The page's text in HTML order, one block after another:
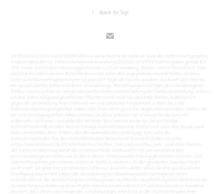
↑ Back to Top
DATENSCHUTZDATENSCHUTZERKLÄRUNG Verantwortliche Stelle im Sinne der Datenschutzgesetze,
insbesondere der EU-Datenschutzgrundverordnung (DSGVO), ist:IMPRESSUM Angaben gemäß § 5
TMG: Frank Schlief Illustration, Lagerstrasse 11, 20357 Hamburg, Telefon: +49170 543 68 69 E-Mail:
illu@frankschlief.com Ihre Betroffenenrechte unter den angegebenen Kontaktdaten unseres
Datenschutzbeauftragten können Sie jederzeit folgende Rechte ausüben: Auskunft über Ihre bei
mir gespeicherten Daten und deren Verarbeitung,• Berichtigung unrichtiger personenbezogener
Daten, Löschung Ihrer bei mir gespeicherten Daten, Einschränkung der Datenverarbeitung, sofern
ich Ihre Daten aufgrund gesetzlicher Pflichten noch nicht löschen habe dürfen, Widerspruch
gegen die Verarbeitung Ihrer Daten bei mir und Datenübertragbarkeit, sofern Sie in die
Datenverarbeitung eingewilligt haben oder einen Vertrag mit mir abgeschlossen haben. Sofern Sie
mir eine Einwilligung erteilt haben, können Sie diese jederzeit mit Wirkung für die Zukunft
widerrufen.Sie können sich jederzeit mit einer Beschwerde an die für Sie zuständige
Aufsichtsbehörde wenden. Ihre zuständige Aufsichtsbehörde richtet sich nach dem Bundesland
Ihres Wohnsitzes, Ihrer Arbeit oder der mutmaßlichen Verletzung. Eine Liste der
Aufsichtsbehörden (für den nichtöffentlichen Bereich) mit Anschrift finden Sie unter:
https://www.bfdi.bund.de/DE/Infothek/Anschriften_Links/anschriften_links-node.html. Zwecke
der Datenverarbeitung durch die verantwortliche Stelle und Dritte. Ich verarbeite Ihre
personenbezogenen Daten nur zu den in dieser Datenschutzerklärung genannten Zwecken. Eine
Übermittlung Ihrer persönlichen Daten an Dritte zu anderen als den genannten Zwecken findet
nicht statt. Ich gebe Ihre persönlichen Daten nur an Dritte weiter, wenn: Sie Ihre ausdrückliche
Einwilligung dazu erteilt haben, die Verarbeitung zur Abwicklung eines Vertrags mit Ihnen
erforderlich ist, die Verarbeitung zur Erfüllung einer rechtlichen Verpflichtung erforderlich ist, die
Verarbeitung zur Wahrung berechtigter Interessen erforderlich ist und kein Grund zur Annahme
besteht, dass Sie ein überwiegendes schutzwürdiges Interesse an der Nichtweitergabe Ihrer